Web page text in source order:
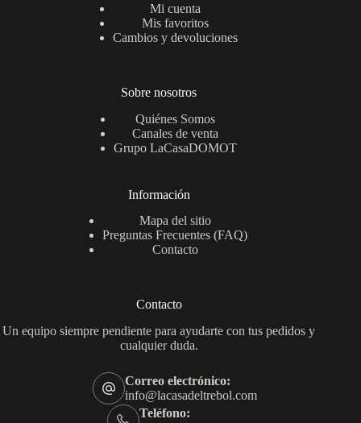
Mi cuenta
Mis favoritos
Cambios y devoluciones
Sobre nosotros
Quiénes Somos
Canales de venta
Grupo LaCasaDOMOT
Información
Mapa del sitio
Preguntas Frecuentes (FAQ)
Contacto
Contacto
Un equipo siempre pendiente para ayudarte con tus pedidos y
cualquier duda.
Correo electrónico:
info@lacasadeltrebol.com
Teléfono: